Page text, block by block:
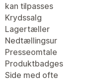
kan tilpasses
Krydssalg
Lagertæller
Nedtællingsur
Presseomtale
Produktbadges
Side med ofte